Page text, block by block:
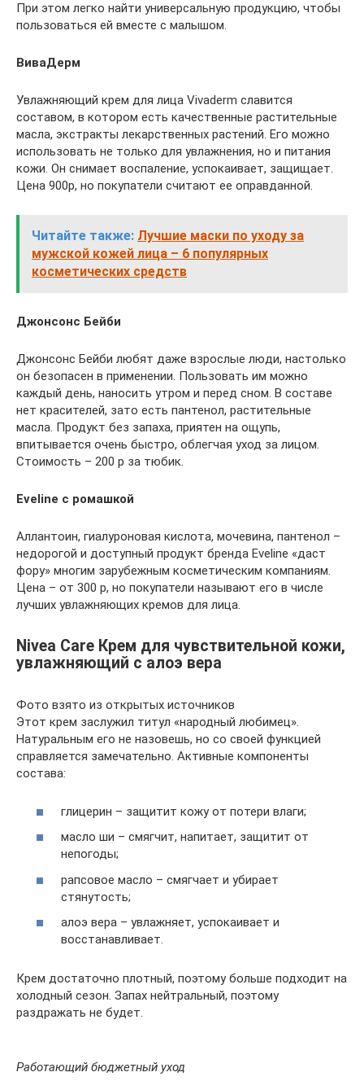
При этом легко найти универсальную продукцию, чтобы
пользоваться ей вместе с малышом.
ВиваДерм
Увлажняющий крем для лица Vivaderm славится
составом, в котором есть качественные растительные
масла, экстракты лекарственных растений. Его можно
использовать не только для увлажнения, но и питания
кожи. Он снимает воспаление, успокаивает, защищает.
Цена 900р, но покупатели считают ее оправданной.
Читайте также: Лучшие маски по уходу за
мужской кожей лица – 6 популярных
косметических средств
Джонсонс Бейби
Джонсонс Бейби любят даже взрослые люди, настолько
он безопасен в применении. Пользовать им можно
каждый день, наносить утром и перед сном. В составе
нет красителей, зато есть пантенол, растительные
масла. Продукт без запаха, приятен на ощупь,
впитывается очень быстро, облегчая уход за лицом.
Стоимость – 200 р за тюбик.
Eveline с ромашкой
Аллантоин, гиалуроновая кислота, мочевина, пантенол –
недорогой и доступный продукт бренда Eveline «даст
фору» многим зарубежным косметическим компаниям.
Цена – от 300 р, но покупатели называют его в числе
лучших увлажняющих кремов для лица.
Nivea Care Крем для чувствительной кожи,
увлажняющий с алоэ вера
Фото взято из открытых источников
Этот крем заслужил титул «народный любимец».
Натуральным его не назовешь, но со своей функцией
справляется замечательно. Активные компоненты
состава:
глицерин – защитит кожу от потери влаги;
масло ши – смягчит, напитает, защитит от
непогоды;
рапсовое масло – смягчает и убирает
стянутость;
алоэ вера – увлажняет, успокаивает и
восстанавливает.
Крем достаточно плотный, поэтому больше подходит на
холодный сезон. Запах нейтральный, поэтому
раздражать не будет.
Работающий бюджетный уход